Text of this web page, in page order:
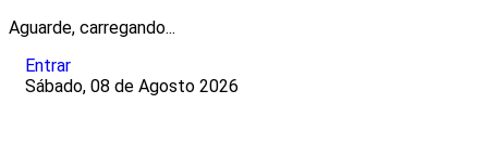
Aguarde, carregando...
Entrar
Sábado, 08 de Agosto 2026